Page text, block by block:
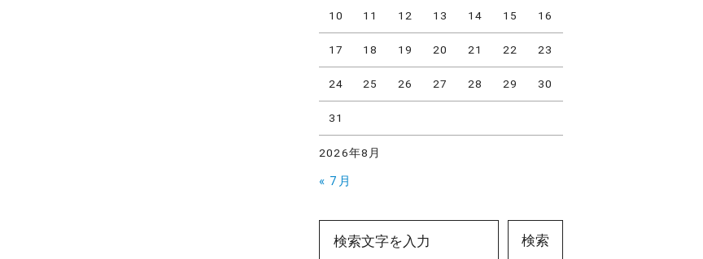
2026年8月
10 11 12 13 14 15 16
17 18 19 20 21 22 23
24 25 26 27 28 29 30
31
« 7月
検索